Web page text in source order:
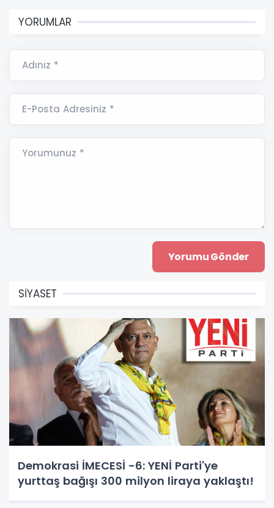
YORUMLAR
Adınız *
E-Posta Adresiniz *
Yorumunuz *
SİYASET
Demokrasi İMECESİ -6: YENİ Parti'ye
yurttaş bağışı 300 milyon liraya yaklaştı!